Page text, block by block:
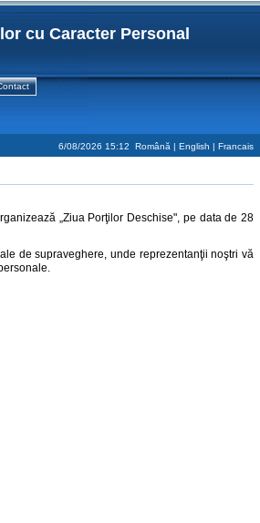
cu Caracter Personal
6/08/2026 15:12 Română | English | Francais
„Ziua Porţilor Deschise", pe data de 28
de supraveghere, unde reprezentanţii noştri vă